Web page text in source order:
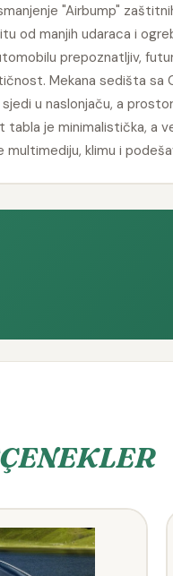
"Airbump"
od manjih udaraca i
prepoznatljiv,
Mekana sedišta
u naslonjaču, a
tabla je minimalistička, a
klimu i